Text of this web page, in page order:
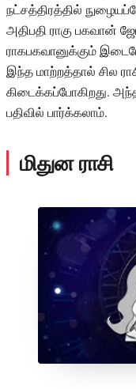
நட்சத்திரத்தில்
அதிபதி ராகு பகவான்
ராகபகவானுக்கும்
இந்த மாற்றத்தால் சில
கிடைக்கப்போகிறது.
பதிவில் பார்க்கலாம்.
மிதுன ராசி